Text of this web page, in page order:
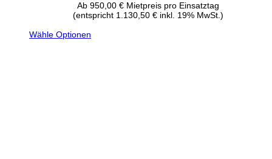
Ab 950,00 € Mietpreis pro Einsatztag
(entspricht 1.130,50 € inkl. 19% MwSt.)
Wähle Optionen